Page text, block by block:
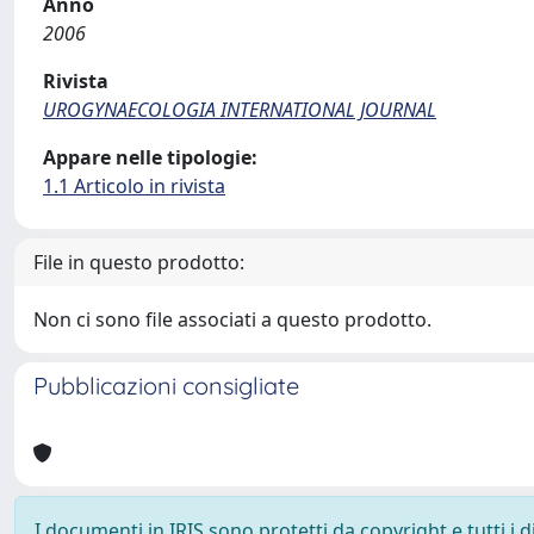
2006
Rivista
UROGYNAECOLOGIA INTERNATIONAL JOURNAL
Appare nelle tipologie:
1.1 Articolo in rivista
File in questo prodotto:
Non ci sono file associati a questo prodotto.
Pubblicazioni consigliate